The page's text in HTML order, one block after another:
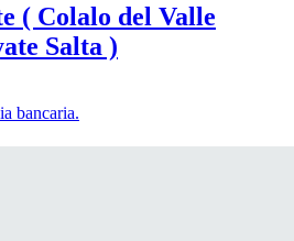
( Colalo del Valle
Salta )
bancaria.